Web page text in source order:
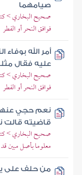
صيامهما
صحيح البخاري >
فوافق النحر أو الفطر
أمر الله بوفاء
عليه فقال
صحيح البخاري >
فوافق النحر أو الفطر
نعم حجي عنها
قاضيته قالت
صحيح البخاري >
معلوما بأصل مبين
من حلف على